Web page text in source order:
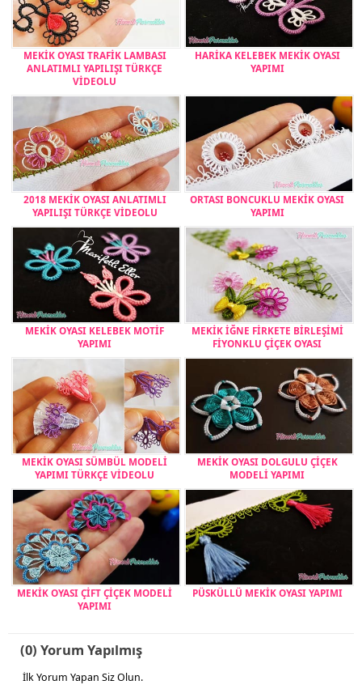
MEKİK OYASI TRAFİK LAMBASI
ANLATIMLI YAPILIŞI TÜRKÇE
VİDEOLU
HARİKA KELEBEK MEKİK OYASI
YAPIMI
2018 MEKİK OYASI ANLATIMLI
YAPILIŞI TÜRKÇE VİDEOLU
ORTASI BONCUKLU MEKİK OYASI
YAPIMI
MEKİK OYASI KELEBEK MOTİF
YAPIMI
MEKİK İĞNE FİRKETE BİRLEŞİMİ
FİYONKLU ÇİÇEK OYASI
MEKİK OYASI SÜMBÜL MODELİ
YAPIMI TÜRKÇE VİDEOLU
MEKİK OYASI DOLGULU ÇİÇEK
MODELİ YAPIMI
MEKİK OYASI ÇİFT ÇİÇEK MODELİ
YAPIMI
PÜSKÜLLÜ MEKİK OYASI YAPIMI
(0) Yorum Yapılmış
İlk Yorum Yapan Siz Olun.